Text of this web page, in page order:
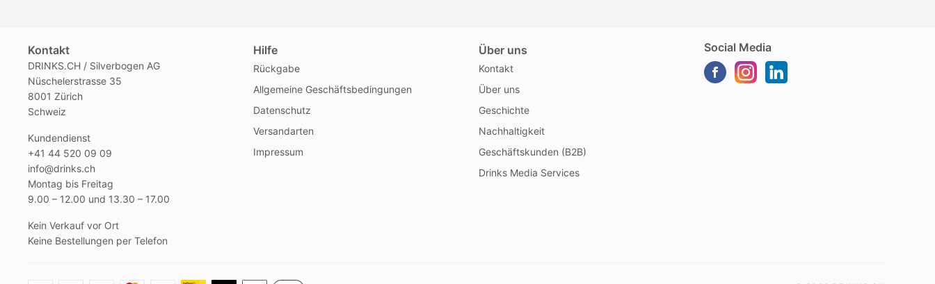
Kontakt
DRINKS.CH / Silverbogen AG
Nüschelerstrasse 35
8001 Zürich
Schweiz
Kundendienst
+41 44 520 09 09
info@drinks.ch
Montag bis Freitag
9.00 – 12.00 und 13.30 – 17.00
Kein Verkauf vor Ort
Keine Bestellungen per Telefon
Hilfe
Rückgabe
Allgemeine Geschäftsbedingungen
Datenschutz
Versandarten
Impressum
Über uns
Kontakt
Über uns
Geschichte
Nachhaltigkeit
Geschäftskunden (B2B)
Drinks Media Services
Social Media